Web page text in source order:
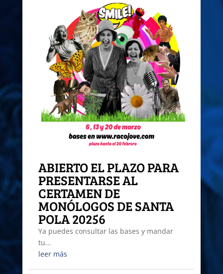
ABIERTO EL PLAZO PARA
PRESENTARSE AL
CERTAMEN DE
MONÓLOGOS DE SANTA
POLA 20256
Ya puedes consultar las bases y mandar
tu...
leer más